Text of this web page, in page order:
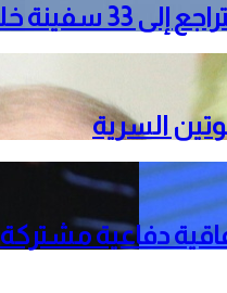
خلال أسبوع
السرية
دفاعية مشتركة